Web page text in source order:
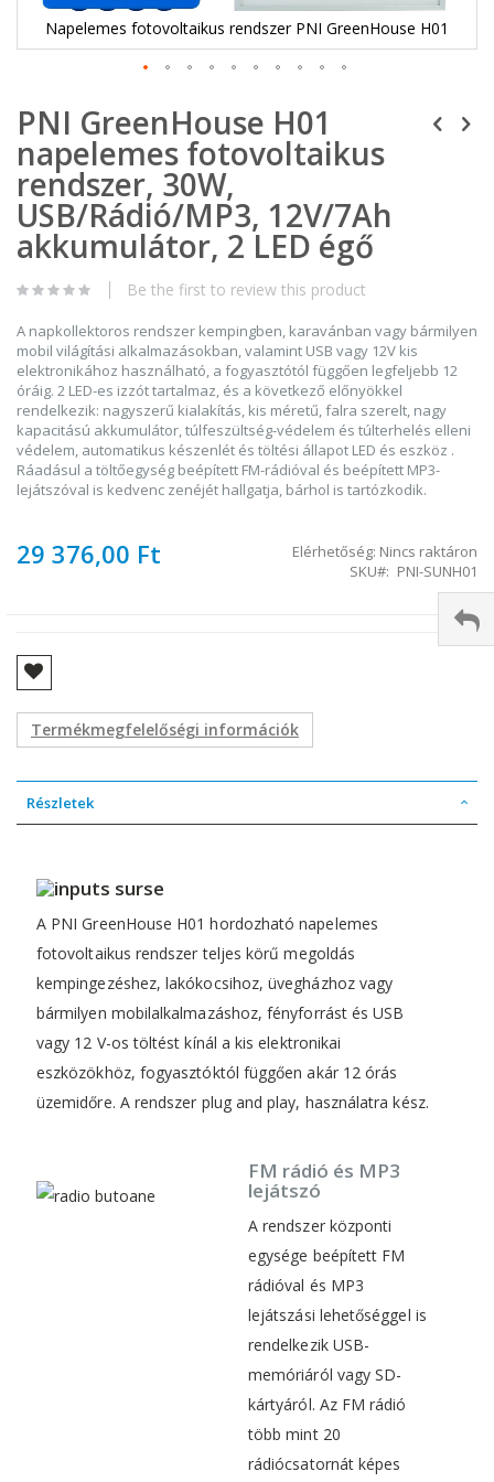
Napelemes fotovoltaikus rendszer PNI GreenHouse H01
a
képgaléria
elejére
PNI GreenHouse H01
napelemes fotovoltaikus
rendszer, 30W,
USB/Rádió/MP3, 12V/7Ah
akkumulátor, 2 LED égő
Be the first to review this product
A napkollektoros rendszer kempingben, karavánban vagy bármilyen
mobil világítási alkalmazásokban, valamint USB vagy 12V kis
elektronikához használható, a fogyasztótól függően legfeljebb 12
óráig. 2 LED-es izzót tartalmaz, és a következő előnyökkel
rendelkezik: nagyszerű kialakítás, kis méretű, falra szerelt, nagy
kapacitású akkumulátor, túlfeszültség-védelem és túlterhelés elleni
védelem, automatikus készenlét és töltési állapot LED és eszköz .
Ráadásul a töltőegység beépített FM-rádióval és beépített MP3-
lejátszóval is kedvenc zenéjét hallgatja, bárhol is tartózkodik.
29 376,00 Ft Elérhetőség: Nincs raktáron
SKU
PNI-SUNH01
Termékmegfelelőségi információk
Részletek
A PNI GreenHouse H01 hordozható napelemes
fotovoltaikus rendszer teljes körű megoldás
kempingezéshez, lakókocsihoz, üvegházhoz vagy
bármilyen mobilalkalmazáshoz, fényforrást és USB
vagy 12 V-os töltést kínál a kis elektronikai
eszközökhöz, fogyasztóktól függően akár 12 órás
üzemidőre. A rendszer plug and play, használatra kész.
FM rádió és MP3
lejátszó
A rendszer központi
egysége beépített FM
rádióval és MP3
lejátszási lehetőséggel is
rendelkezik USB-
memóriáról vagy SD-
kártyáról. Az FM rádió
több mint 20
rádiócsatornát képes